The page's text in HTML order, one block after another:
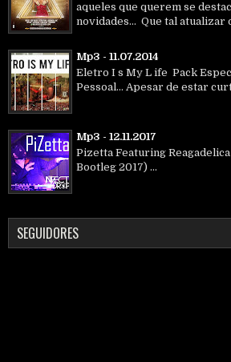
aqueles que querem se
novidades... Que tal atualizar
Mp3 - 11.07.2014
Eletro I s My L ife Pack
Pessoal... Apesar de estar
Mp3 - 12.11.2017
Pizetta Featuring
Bootleg 2017) ...
SEGUIDORES